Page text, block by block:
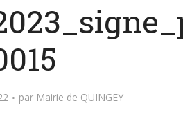
par Mairie de QUINGEY